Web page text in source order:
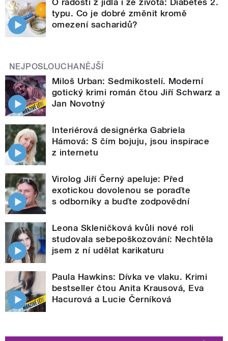
typu. Co je dobré změnit kromě
omezení sacharidů?
NEJPOSLOUCHANĚJŠÍ
Miloš Urban: Sedmikostelí. Moderní
gotický krimi román čtou Jiří Schwarz a
Jan Novotný
Interiérová designérka Gabriela
Hámová: S čím bojuju, jsou inspirace
z internetu
Virolog Jiří Černý apeluje: Před
exotickou dovolenou se poraďte
s odborníky a buďte zodpovědní
Leona Skleničková kvůli nové roli
studovala sebepoškozování: Nechtěla
jsem z ní udělat karikaturu
Paula Hawkins: Dívka ve vlaku. Krimi
bestseller čtou Anita Krausová, Eva
Hacurová a Lucie Černíková